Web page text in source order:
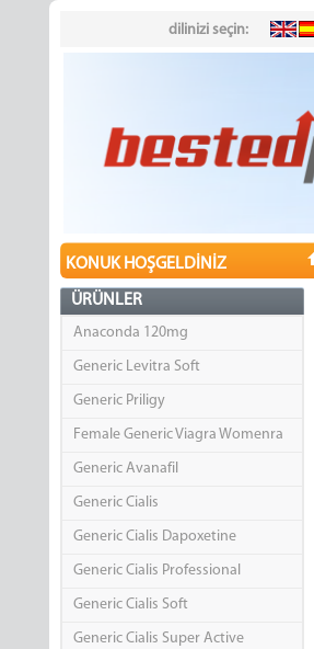
dilinizi seçin:
KONUK HOŞGELDINIZ
ÜRÜNLER
Anaconda 120mg
Generic Levitra Soft
Generic Priligy
Female Generic Viagra Womenra
Generic Avanafil
Generic Cialis
Generic Cialis Dapoxetine
Generic Cialis Professional
Generic Cialis Soft
Generic Cialis Super Active